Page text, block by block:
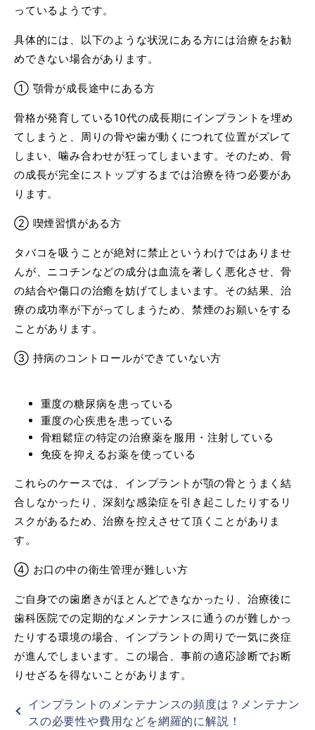
っているようです。
具体的には、以下のような状況にある方には治療をお勧
めできない場合があります。
① 顎骨が成長途中にある方
骨格が発育している10代の成長期にインプラントを埋め
てしまうと、周りの骨や歯が動くにつれて位置がズレて
しまい、噛み合わせが狂ってしまいます。そのため、骨
の成長が完全にストップするまでは治療を待つ必要があ
ります。
② 喫煙習慣がある方
タバコを吸うことが絶対に禁止というわけではありませ
んが、ニコチンなどの成分は血流を著しく悪化させ、骨
の結合や傷口の治癒を妨げてしまいます。その結果、治
療の成功率が下がってしまうため、禁煙のお願いをする
ことがあります。
③ 持病のコントロールができていない方
重度の糖尿病を患っている
重度の心疾患を患っている
骨粗鬆症の特定の治療薬を服用・注射している
免疫を抑えるお薬を使っている
これらのケースでは、インプラントが顎の骨とうまく結
合しなかったり、深刻な感染症を引き起こしたりするリ
スクがあるため、治療を控えさせて頂くことがありま
す。
④ お口の中の衛生管理が難しい方
ご自身での歯磨きがほとんどできなかったり、治療後に
歯科医院での定期的なメンテナンスに通うのが難しかっ
たりする環境の場合、インプラントの周りで一気に炎症
が進んでしまいます。この場合、事前の適応診断でお断
りせざるを得ないことがあります。
インプラントのメンテナンスの頻度は？メンテナン
スの必要性や費用などを網羅的に解説！